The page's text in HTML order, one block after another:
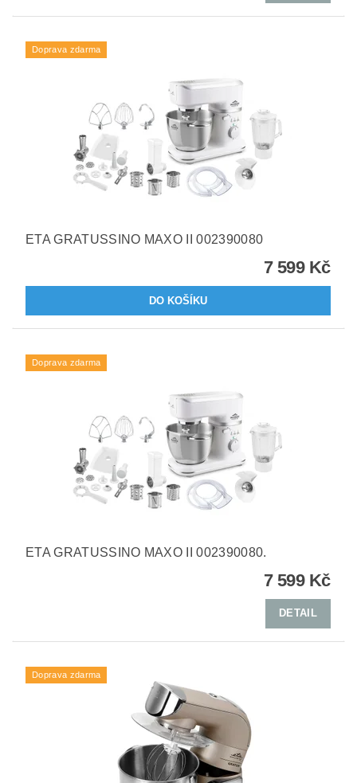
Doprava zdarma
ETA GRATUSSINO MAXO II 002390080
7 599 Kč
Doprava zdarma
ETA GRATUSSINO MAXO II 002390080.
7 599 Kč
DETAIL
Doprava zdarma